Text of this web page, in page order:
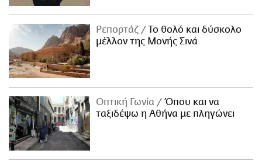
Ρεπορτάζ
Το θολό και δύσκολο
μέλλον της Μονής Σινά
Οπτική Γωνία
Όπου και να
ταξιδέψω η Αθήνα με πληγώνει